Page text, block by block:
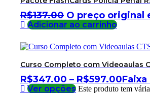
R$137.00 O preço original
Adicionar ao carrinho
Curso Completo com Videoaulas
R$347.00 – R$597.00
Ver opções Este produto tem